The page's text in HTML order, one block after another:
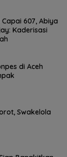
607, Abiya
Kaderisasi
di Aceh
Swakelola